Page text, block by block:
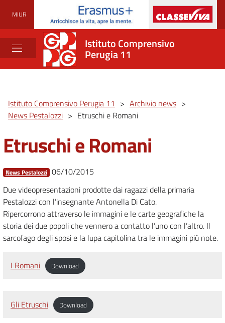
MIUR
Istituto Comprensivo
Perugia 11
Istituto Comprensivo Perugia 11 > Archivio news >
News Pestalozzi > Etruschi e Romani
Etruschi e Romani
News Pestalozzi 06/10/2015
Due videopresentazioni prodotte dai ragazzi della primaria
Pestalozzi con l’insegnante Antonella Di Cato.
Ripercorrono attraverso le immagini e le carte geografiche la
storia dei due popoli che vennero a contatto l’uno con l’altro. Il
sarcofago degli sposi e la lupa capitolina tra le immagini più note.
I Romani Download
Gli Etruschi Download